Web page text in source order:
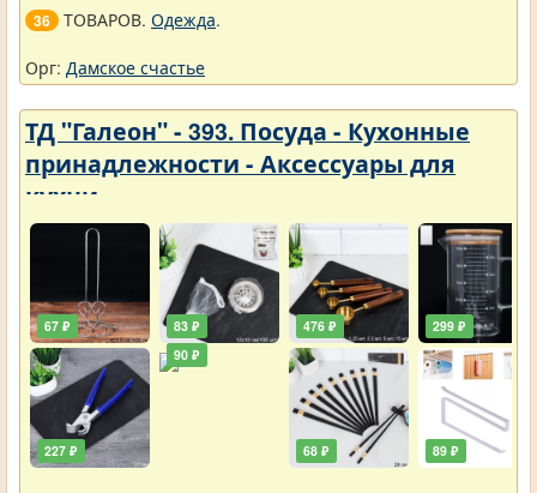
36 ТОВАРОВ. Одежда.
Орг: Дамское счастье
ТД "Галеон" - 393. Посуда - Кухонные
принадлежности - Аксессуары для
кухни
67 ₽
227 ₽
83 ₽
90 ₽
476 ₽
68 ₽
299 ₽
89 ₽